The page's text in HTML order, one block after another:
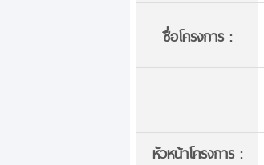
ชื่อโครงการ :
หัวหน้าโครงการ :